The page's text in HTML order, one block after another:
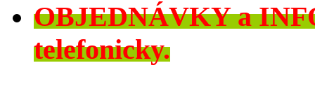
OBJEDNÁVKY a
telefonicky.